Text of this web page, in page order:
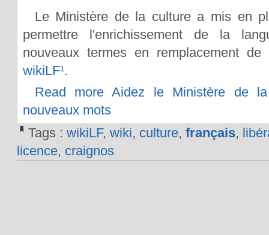
Le Ministère de la culture a mis en
permettre l'enrichissement de la
nouveaux termes en remplacement
wikiLF¹.
Read more Aidez le Ministère de
nouveaux mots
Tags : wikiLF, wiki, culture, français,
licence, craignos